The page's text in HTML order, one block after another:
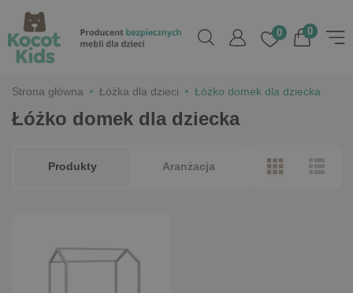
0
0
Strona główna Łóżka dla dzieci Łóżko domek dla dziecka
Łóżko domek dla dziecka
Produkty Aranżacja